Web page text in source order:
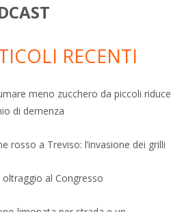
RECENTI
meno zucchero da piccoli riduce
di demenza
rosso a Treviso: l’invasione dei grilli
oltraggio al Congresso